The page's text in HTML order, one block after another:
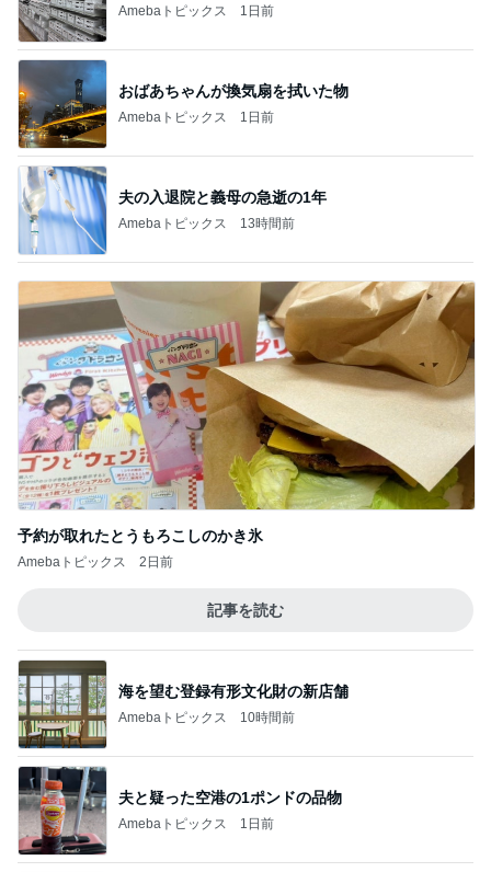
Amebaトピックス 1日前
おばあちゃんが換気扇を拭いた物
Amebaトピックス 1日前
夫の入退院と義母の急逝の1年
Amebaトピックス 13時間前
予約が取れたとうもろこしのかき氷
Amebaトピックス 2日前
記事を読む
海を望む登録有形文化財の新店舗
Amebaトピックス 10時間前
夫と疑った空港の1ポンドの品物
Amebaトピックス 1日前